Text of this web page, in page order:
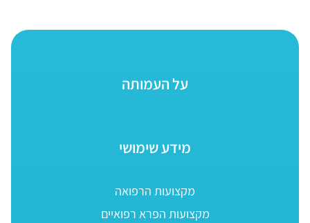
על העמותה
מידע שימושי
מקצועות הרפואה
מקצועות הפרא רפואיים